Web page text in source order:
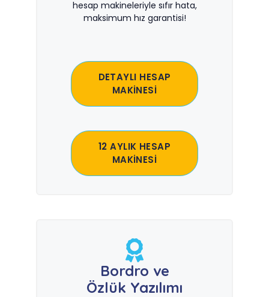
hesap makineleriyle sıfır hata,
maksimum hız garantisi!
DETAYLI HESAP
MAKİNESİ
12 AYLIK HESAP
MAKİNESİ
Bordro ve
Özlük Yazılımı